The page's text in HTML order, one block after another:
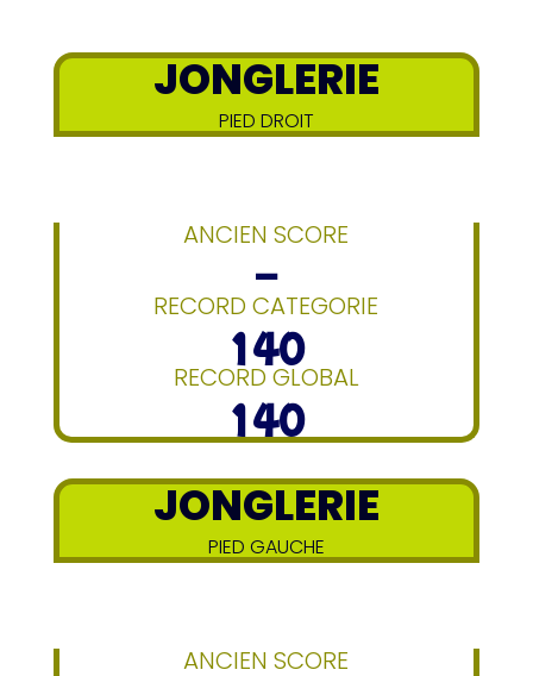
JONGLERIE
PIED DROIT
ANCIEN SCORE
–
RECORD CATEGORIE
140
RECORD GLOBAL
140
JONGLERIE
PIED GAUCHE
ANCIEN SCORE